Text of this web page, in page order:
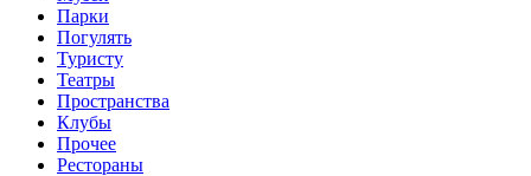
Парки
Погулять
Туристу
Театры
Пространства
Клубы
Прочее
Рестораны